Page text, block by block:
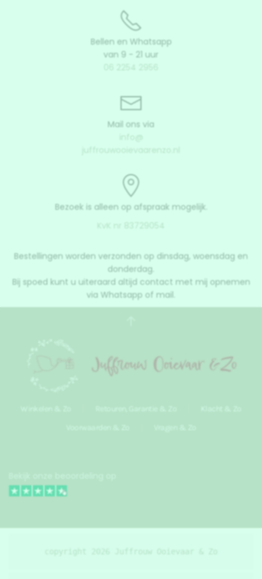
Bellen en Whatsapp
van 9 - 21 uur
Mail ons via
Bezoek is alleen op afspraak mogelijk.
KvK nr 83729054
Bestellingen worden verzonden op dinsdag, woensdag en
donderdag.
Bij spoed kunt u uiteraard altijd contact met mij opnemen
via Whatsapp of mail.